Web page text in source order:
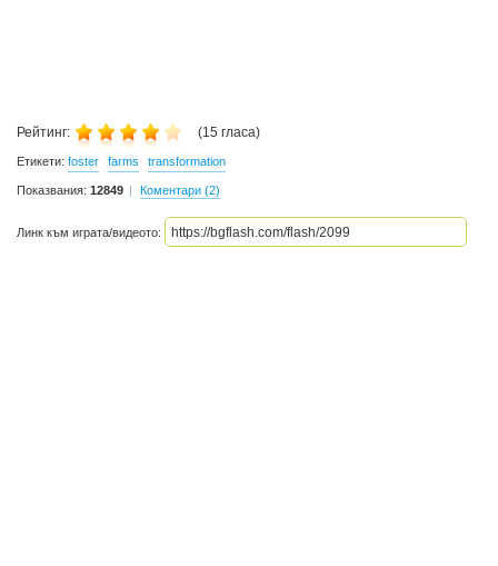
Рейтинг: (15 гласа)
Етикети: foster farms transformation
Показвания: 12849 Коментари (2)
Линк към играта/видеото: